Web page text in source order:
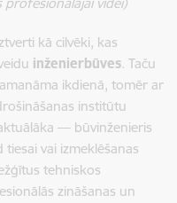
kā cilvēki, kas
inženierbūves. Taču
ikdienā, tomēr ar
institūtu
— būvinženieris
tiesai vai izmeklēšanas
tehniskos
zināšanas un